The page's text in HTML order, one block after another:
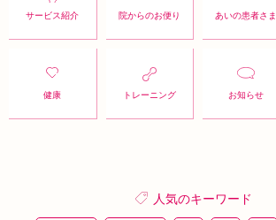
サービス紹介 院からのお便り あいの患者さま
健康 トレーニング お知らせ
人気のキーワード